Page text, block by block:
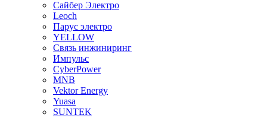
Сайбер Электро
Leoch
Парус электро
YELLOW
Связь инжиниринг
Импульс
CyberPower
MNB
Vektor Energy
Yuasa
SUNTEK